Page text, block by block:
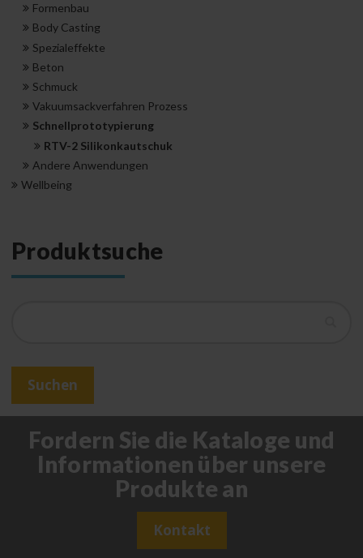
Formenbau
Body Casting
Spezialeffekte
Beton
Schmuck
Vakuumsackverfahren Prozess
Schnellprototypierung
RTV-2 Silikonkautschuk
Andere Anwendungen
Wellbeing
Produktsuche
Suchen
Fordern Sie die Kataloge und
Informationen über unsere
Produkte an
Kontakt